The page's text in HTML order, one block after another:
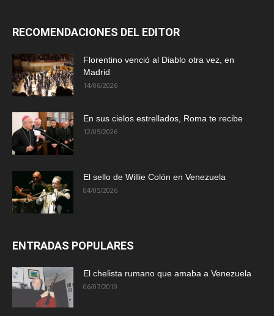
RECOMENDACIONES DEL EDITOR
Florentino venció al Diablo otra vez, en
Madrid
14/06/2026
En sus cielos estrellados, Roma te recibe
12/05/2026
El sello de Willie Colón en Venezuela
04/05/2026
ENTRADAS POPULARES
El chelista rumano que amaba a Venezuela
06/07/2019